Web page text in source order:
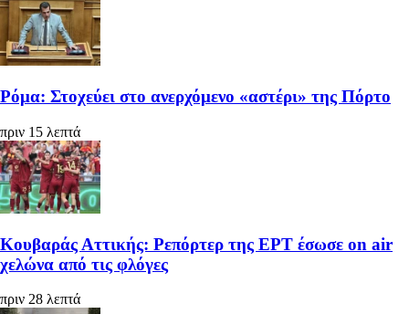
Ρόμα: Στοχεύει στο ανερχόμενο «αστέρι» της Πόρτο
πριν 15 λεπτά
Κουβαράς Αττικής: Ρεπόρτερ της ΕΡΤ έσωσε on air
χελώνα από τις φλόγες
πριν 28 λεπτά